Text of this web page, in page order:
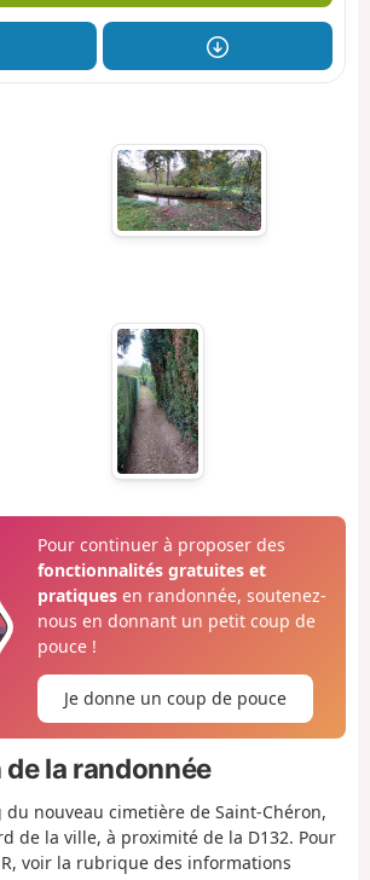
Pour continuer à proposer des
fonctionnalités gratuites et
pratiquesen randonnée, soutenez-
nous en donnant un petit coup de
pouce !
Je donne un coup de pouce
la randonnée
nouveau cimetière de Saint-Chéron,
de la ville, à proximité de la D132. Pour
voir la rubrique des informations